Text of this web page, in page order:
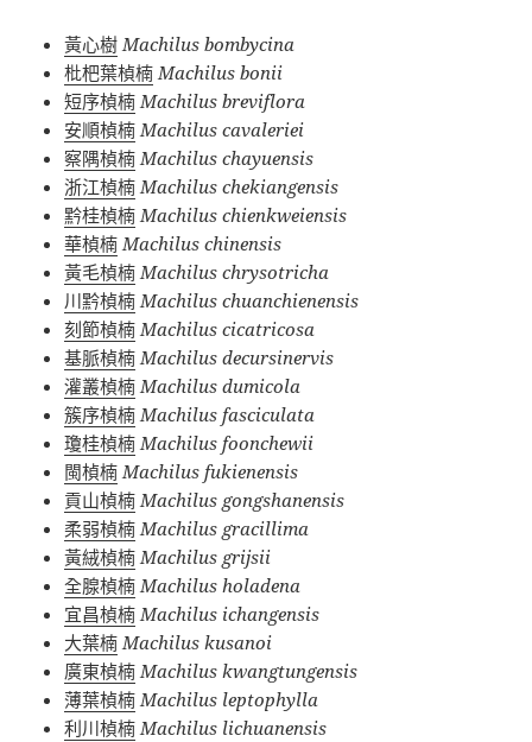
黃心樹 Machilus bombycina
枇杷葉楨楠 Machilus bonii
短序楨楠 Machilus breviflora
安順楨楠 Machilus cavaleriei
察隅楨楠 Machilus chayuensis
浙江楨楠 Machilus chekiangensis
黔桂楨楠 Machilus chienkweiensis
華楨楠 Machilus chinensis
黃毛楨楠 Machilus chrysotricha
川黔楨楠 Machilus chuanchienensis
刻節楨楠 Machilus cicatricosa
基脈楨楠 Machilus decursinervis
灌叢楨楠 Machilus dumicola
簇序楨楠 Machilus fasciculata
瓊桂楨楠 Machilus foonchewii
閩楨楠 Machilus fukienensis
貢山楨楠 Machilus gongshanensis
柔弱楨楠 Machilus gracillima
黃絨楨楠 Machilus grijsii
全腺楨楠 Machilus holadena
宜昌楨楠 Machilus ichangensis
大葉楠 Machilus kusanoi
廣東楨楠 Machilus kwangtungensis
薄葉楨楠 Machilus leptophylla
利川楨楠 Machilus lichuanensis